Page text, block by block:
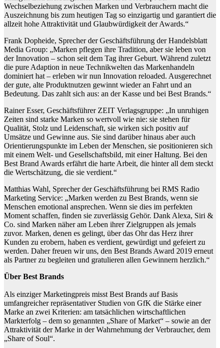
Wechselbeziehung zwischen Marken und Verbrauchern macht die
Auszeichnung bis zum heutigen Tag so einzigartig und garantiert die
allzeit hohe Attraktivität und Glaubwürdigkeit der Awards.“
Frank Dopheide, Sprecher der Geschäftsführung der Handelsblatt
Media Group: „Marken pflegen ihre Tradition, aber sie leben von
der Innovation – schon seit dem Tag ihrer Geburt. Während zuletzt
die pure Adaption in neue Technikwelten das Markenhandeln
dominiert hat – erleben wir nun Innovation reloaded. Ausgerechnet
der gute, alte Produktnutzen gewinnt wieder an Fahrt und an
Bedeutung. Das zahlt sich aus: an der Kasse und bei Best Brands.“
Rainer Esser, Geschäftsführer ZEIT Verlagsgruppe: „In unruhigen
Zeiten sind starke Marken so wertvoll wie nie: sie stehen für
Qualität, Stolz und Leidenschaft, sie wirken sich positiv auf
Umsätze und Gewinne aus. Sie sind darüber hinaus aber auch
Orientierungspunkte im Leben der Menschen, sie positionieren sich
mit einem Welt- und Gesellschaftsbild, mit einer Haltung. Bei den
Best Brand Awards erfährt die harte Arbeit, die hinter all dem steckt
die Wertschätzung, die sie verdient.“
Matthias Wahl, Sprecher der Geschäftsführung bei RMS Radio
Marketing Service: „Marken werden zu Best Brands, wenn sie
Menschen emotional ansprechen. Wenn sie dies im perfekten
Moment schaffen, finden sie zuverlässig Gehör. Dank Alexa, Siri &
Co. sind Marken näher am Leben ihrer Zielgruppen als jemals
zuvor. Marken, denen es gelingt, über das Ohr das Herz ihrer
Kunden zu erobern, haben es verdient, gewürdigt und gefeiert zu
werden. Daher freuen wir uns, den Best Brands Award 2019 erneut
als Partner zu begleiten und gratulieren allen Gewinnern herzlich.“
Über Best Brands
Als einziger Marketingpreis misst Best Brands auf Basis
umfangreicher repräsentativer Studien von GfK die Stärke einer
Marke an zwei Kriterien: am tatsächlichen wirtschaftlichen
Markterfolg – dem so genannten „Share of Market“ – sowie an der
Attraktivität der Marke in der Wahrnehmung der Verbraucher, dem
„Share of Soul“.